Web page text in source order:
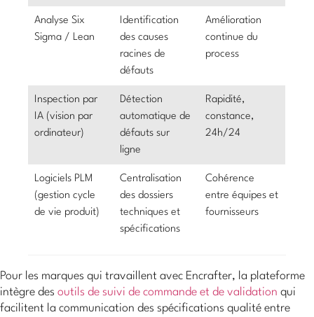
Analyse Six
Sigma / Lean
Identification
des causes
racines de
défauts
Amélioration
continue du
process
Inspection par
IA (vision par
ordinateur)
Détection
automatique de
défauts sur
ligne
Rapidité,
constance,
24h/24
Logiciels PLM
(gestion cycle
de vie produit)
Centralisation
des dossiers
techniques et
spécifications
Cohérence
entre équipes et
fournisseurs
Pour les marques qui travaillent avec Encrafter, la plateforme
intègre des outils de suivi de commande et de validation qui
facilitent la communication des spécifications qualité entre